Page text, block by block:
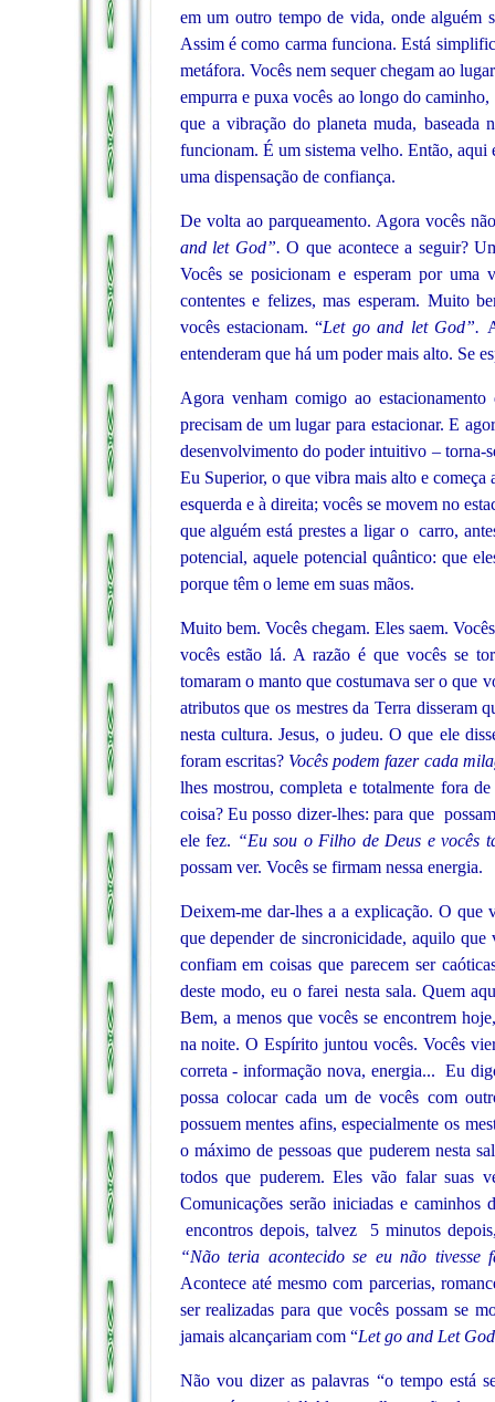
em um outro tempo de vida, onde alguém
Assim é como carma funciona. Está
metáfora. Vocês nem sequer chegam ao
empurra e puxa vocês ao longo do
que a vibração do planeta muda, baseada
funcionam. É um sistema velho. Então, aqui
uma dispensação de confiança.
De volta ao parqueamento. Agora vocês
and let God”.O que acontece a seguir?
Vocês se posicionam e esperam por uma
contentes e felizes, mas esperam. Muito
vocês estacionam. “Let go and let God”.
entenderam que há um poder mais alto. Se
Agora venham comigo ao
precisam de um lugar para estacionar. E
desenvolvimento do poder intuitivo – torna-
Eu Superior, o que vibra mais alto e
esquerda e à direita; vocês se movem no
que alguém está prestes a ligar o carro,
potencial, aquele potencial quântico: que
porque têm o leme em suas mãos.
Muito bem. Vocês chegam. Eles saem.
vocês estão lá. A razão é que vocês se
tomaram o manto que costumava ser o que
atributos que os mestres da Terra disseram
nesta cultura. Jesus, o judeu. O que ele
foram escritas? Vocês podem fazer cada
lhes mostrou, completa e totalmente fora
coisa? Eu posso dizer-lhes: para que
ele fez. “Eu sou o Filho de Deus e vocês
possam ver. Vocês se firmam nessa energia.
Deixem-me dar-lhes a a explicação. O que
que depender de sincronicidade, aquilo
confiam em coisas que parecem ser
deste modo, eu o farei nesta sala. Quem
Bem, a menos que vocês se encontrem
na noite. O Espírito juntou vocês. Vocês
correta - informação nova, energia... Eu
possa colocar cada um de vocês com
possuem mentes afins, especialmente os
o máximo de pessoas que puderem nesta
todos que puderem. Eles vão falar suas
Comunicações serão iniciadas e
encontros depois, talvez 5 minutos
“Não teria acontecido se eu não tivesse
Acontece até mesmo com parcerias,
ser realizadas para que vocês possam se
jamais alcançariam com “Let go and Let
Não vou dizer as palavras “o tempo está